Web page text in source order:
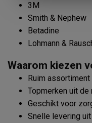
3M
Smith & Nephew
Betadine
Lohmann &
Waarom kiezen
Ruim
Topmerken uit
Geschikt voor
Snelle levering